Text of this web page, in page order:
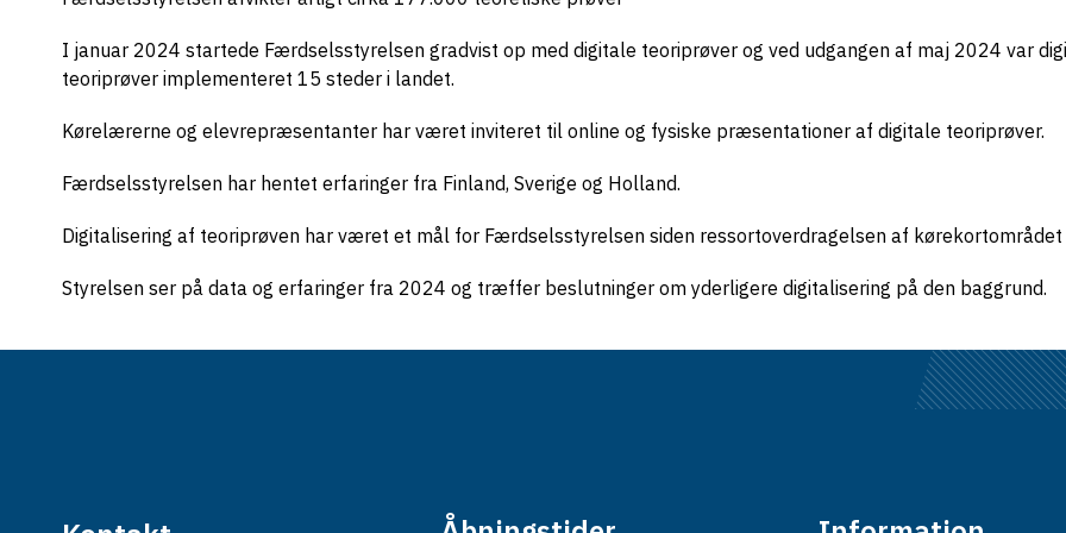
I januar 2024 startede Færdselsstyrelsen gradvist op med digitale teoriprøver og ved udgangen af maj 2024 var
teoriprøver implementeret 15 steder i landet.
Kørelærerne og elevrepræsentanter har været inviteret til online og fysiske præsentationer af digitale teoriprøver.
Færdselsstyrelsen har hentet erfaringer fra Finland, Sverige og Holland.
Digitalisering af teoriprøven har været et mål for Færdselsstyrelsen siden ressortoverdragelsen af kørekortområdet
Styrelsen ser på data og erfaringer fra 2024 og træffer beslutninger om yderligere digitalisering på den baggrund.